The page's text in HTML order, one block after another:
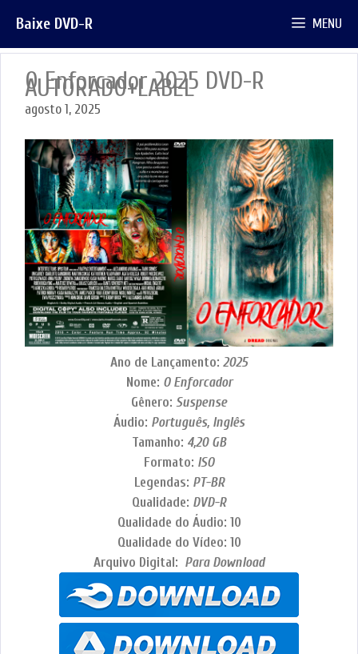
para
o
conteúdo
Baixe DVD-R MENU
O Enforcador 2025 DVD-R
AUTORADO+LABEL
agosto 1, 2025
Ano de Lançamento: 2025
Nome: O Enforcador
Gênero: Suspense
Áudio: Português, Inglês
Tamanho: 4,20 GB
Formato: ISO
Legendas: PT-BR
Qualidade: DVD-R
Qualidade do Áudio: 10
Qualidade do Vídeo: 10
Arquivo Digital: Para Download